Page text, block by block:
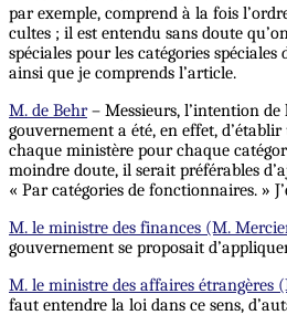
par exemple, comprend à la fois
cultes ; il est entendu sans doute
spéciales pour les catégories spéciales
ainsi que je comprends l’article.
M. de Behr– Messieurs, l’intention
gouvernement a été, en effet,
chaque ministère pour chaque
moindre doute, il serait préférables
« Par catégories de fonctionnaires. »
M. le ministre des finances (M.
gouvernement se proposait
M. le ministre des affaires étrangères
faut entendre la loi dans ce sens,